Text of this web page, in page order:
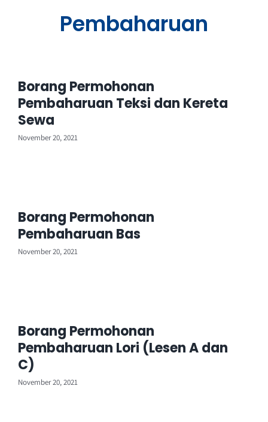
Warga LPKP
Pembaharuan
Borang Permohonan
Pembaharuan Teksi dan Kereta
Sewa
November 20, 2021
Borang Permohonan
Pembaharuan Bas
November 20, 2021
Borang Permohonan
Pembaharuan Lori (Lesen A dan
C)
November 20, 2021